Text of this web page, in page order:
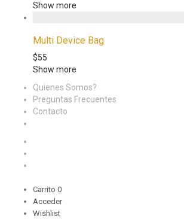
Show more
Multi Device Bag
$55
Show more
Quienes Somos?
Preguntas Frecuentes
Contacto
Carrito 0
Acceder
Wishlist